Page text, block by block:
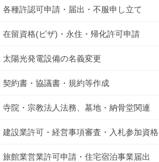
各種許認可申請・届出・不服申し立て
在留資格(ビザ)・永住・帰化許可申請
太陽光発電設備の名義変更
契約書・協議書・規約等作成
寺院・宗教法人法務、墓地・納骨堂関連
建設業許可・経営事項審査・入札参加資格
旅館業営業許可申請・住宅宿泊事業届出